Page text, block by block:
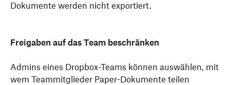
Dokumente werden nicht exportiert.
Freigaben auf das Team beschränken
Admins eines Dropbox-Teams können auswählen, mit
wem Teammitglieder Paper-Dokumente teilen